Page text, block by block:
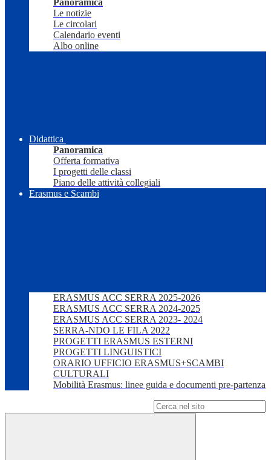
Panoramica
Le notizie
Le circolari
Calendario eventi
Albo online
Didattica
Panoramica
Offerta formativa
I progetti delle classi
Piano delle attività collegiali
Erasmus e Scambi
ERASMUS ACC SERRA 2025-2026
ERASMUS ACC SERRA 2024-2025
ERASMUS ACC SERRA 2023- 2024
SERRA-NDO LE FILA 2022
PROGETTI ERASMUS ESTERNI
PROGETTI LINGUISTICI
ORARIO UFFICIO ERASMUS+SCAMBI
CULTURALI
Mobilità Erasmus: linee guida e documenti pre-partenza